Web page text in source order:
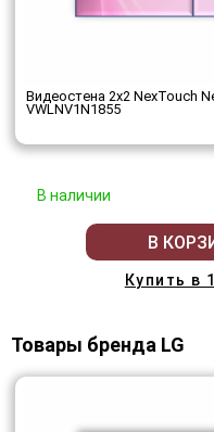
Видеостена 2x2 NexTouch
VWLNV1N1855
В наличии
В
Купить в
Товары бренда LG